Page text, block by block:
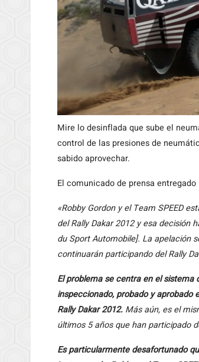
Mire lo desinflada que sube el
control de las presiones de
sabido aprovechar.
El comunicado de prensa entregado
«Robby Gordon y el Team SPEED
del Rally Dakar 2012 y esa decisión
du Sport Automobile]. La apelación
continuarán participando del Rally
El problema se centra en el
inspeccionado, probado y aprobado
Rally Dakar 2012. Más aún, es el
últimos 5 años que han participado
Es particularmente desafortunado